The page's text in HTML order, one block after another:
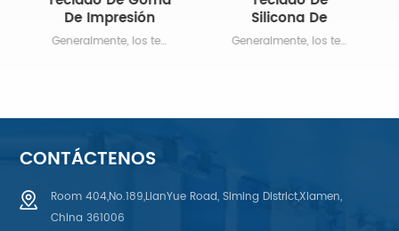
De Impresión
Conductiva De
Fábrica
Generalmente, los teclados de caucho de silicona y las teclas de caucho admiten múltiples impresiones y moldeados. colores, spray, texturas y efectos gráficos de retroiluminación.Tapas de teclas de goma, teclados de goma con botones de goma de silicona o teclados de goma hechos de goma Diseñado para su uso en productos electrónicos industriales y de consumo, como teclados, como Solución de conmutación confiable y de bajo costo.INO es especialista en interruptores de elastómero diseñados y fabricados a medida y a medida. Teclados de caucho de silicona según dibujos, muestras o ideas de stp/igs 3D del cliente.
Silicona De
Control Remoto
De Alta Calidad
Generalmente, los teclados de caucho de silicona y las teclas de caucho admiten múltiples impresiones y moldeados. colores, spray, texturas y efectos gráficos de retroiluminación.Tapas de teclas de goma, teclados de goma con botones de goma de silicona o teclados de goma hechos de goma Diseñado para su uso en productos electrónicos industriales y de consumo, como teclados, como Solución de conmutación confiable y de bajo costo.INO es especialista en interruptores de elastómero diseñados y fabricados a medida y a medida. Teclados de caucho de silicona según dibujos, muestras o ideas de stp/igs 3D del cliente.
CONTÁCTENOS
Room 404,No.189,LianYue Road, Siming District,Xiamen,
China 361006